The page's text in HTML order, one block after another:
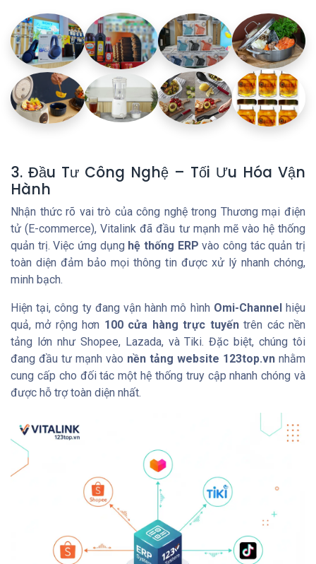
3. Đầu Tư Công Nghệ – Tối Ưu Hóa Vận
Hành
Nhận thức rõ vai trò của công nghệ trong Thương mại điện
tử (E-commerce), Vitalink đã đầu tư mạnh mẽ vào hệ thống
quản trị. Việc ứng dụng hệ thống ERP vào công tác quản trị
toàn diện đảm bảo mọi thông tin được xử lý nhanh chóng,
minh bạch.
Hiện tại, công ty đang vận hành mô hình Omi-Channelhiệu
quả, mở rộng hơn 100 cửa hàng trực tuyếntrên các nền
tảng lớn như Shopee, Lazada, và Tiki. Đặc biệt, chúng tôi
đang đầu tư mạnh vào nền tảng website 123top.vn nhằm
cung cấp cho đối tác một hệ thống truy cập nhanh chóng và
được hỗ trợ toàn diện nhất.